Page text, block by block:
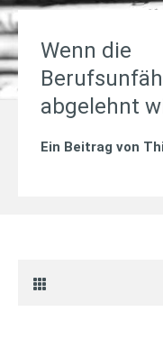
Wenn die
abgelehnt
Ein Beitrag von